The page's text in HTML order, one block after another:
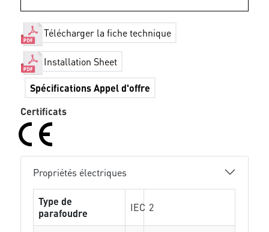
Télécharger la fiche technique
Installation Sheet
Spécifications Appel d'offre
Certificats
Propriétés électriques
Type de
parafoudre
IEC 2